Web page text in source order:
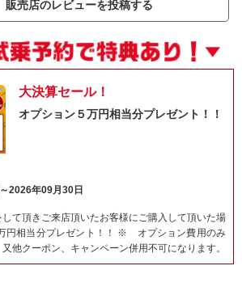
販売店のレビューを投稿する
大決算セール！
オプション５万円相当分プレゼント！！
2026年09月30日
て頂きご来店頂いたお客様にご購入して頂いた場
円相当分プレゼント！！ ※ オプション費用のみ
他クーポン、キャンペーン併用不可になります。